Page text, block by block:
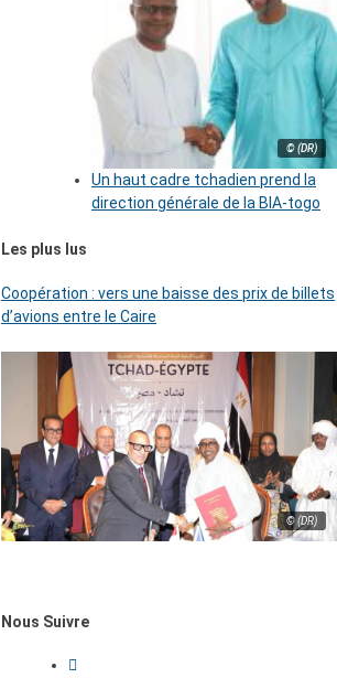
© (DR)
Un haut cadre tchadien prend la
direction générale de la BIA-togo
Les plus lus
Coopération : vers une baisse des prix de billets
d’avions entre le Caire
© (DR)
Nous Suivre